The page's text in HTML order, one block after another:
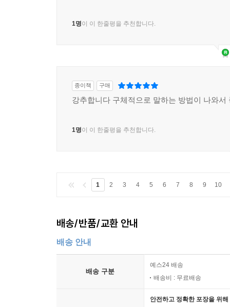
1명이 이 한줄평을 추천합니다.
종이책 구매
강추합니다 구체적으로 말하는 방법이 나와서
1명이 이 한줄평을 추천합니다.
1 2 3 4 5 6 7 8 9 10
배송/반품/교환 안내
배송 안내
배송 구분
예스24 배송
배송비 : 무료배송
안전하고 정확한 포장을 위